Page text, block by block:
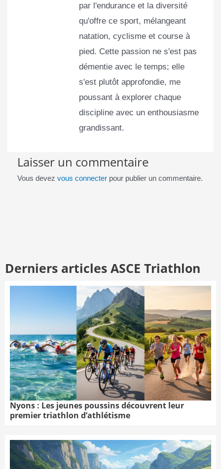
par l'endurance et la diversité
qu'offre ce sport, mélangeant
natation, cyclisme et course à
pied. Cette passion ne s'est pas
démentie avec le temps; elle
s'est plutôt approfondie, me
poussant à explorer chaque
discipline avec un enthousiasme
grandissant.
Laisser un commentaire
Vous devez vous connecterpour publier un commentaire.
Derniers articles ASCE Triathlon
Nyons : Les jeunes poussins découvrent leur
premier triathlon d’athlétisme